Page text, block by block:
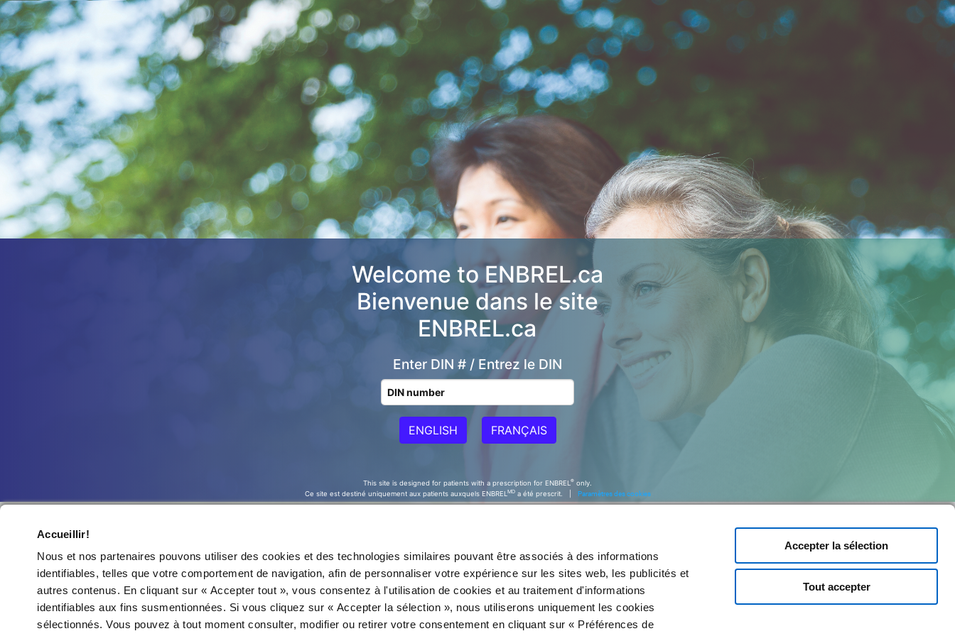
Accueillir!
Nous et nos partenaires pouvons utiliser des cookies et des technologies similaires pouvant être associés à des informations
identifiables, telles que votre comportement de navigation, afin de personnaliser votre expérience sur les sites web, les publicités et
autres contenus. En cliquant sur « Accepter tout », vous consentez à l'utilisation de cookies et au traitement d'informations
identifiables aux fins susmentionnées. Si vous cliquez sur « Accepter la sélection », nous utiliserons uniquement les cookies
sélectionnés. Vous pouvez à tout moment consulter, modifier ou retirer votre consentement en cliquant sur « Préférences de
Tout accepter
Accepter la sélection
Welcome to ENBREL.ca
Bienvenue dans le site
ENBREL.ca
Enter DIN # / Entrez le DIN
ENGLISH FRANÇAIS
This site is designed for patients with a prescription for ENBREL ® only.
Ce site est destiné uniquement aux patients auxquels ENBRELMDa été prescrit. | Paramètres des cookies